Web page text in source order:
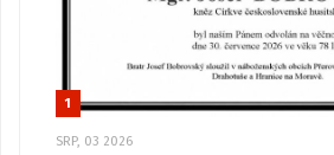
1
SRP, 03 2026